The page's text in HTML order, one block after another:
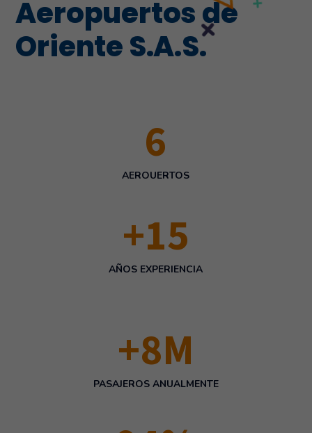
Aeropuertos de
Oriente S.A.S.
6
AEROUERTOS
+15
AÑOS EXPERIENCIA
+8M
PASAJEROS ANUALMENTE